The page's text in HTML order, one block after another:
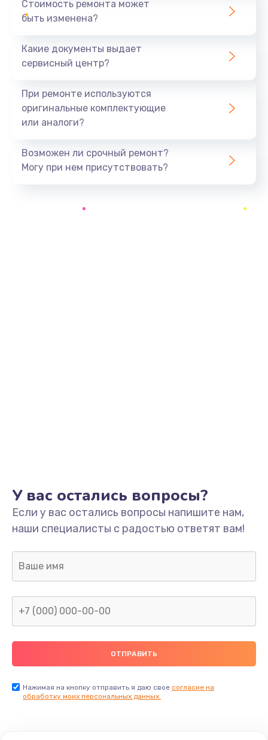
Замена вебкамеры
Ремонт петель крышки
Заказать
Замена USB порта
990 руб.
Заказать
Замена микрофона
690 руб.
Заказать
Стоимость ремонта может
быть изменена?
Какие документы выдает
сервисный центр?
При ремонте используются
оригинальные комплектующие
или аналоги?
Возможен ли срочный ремонт?
Могу при нем присутствовать?
У вас остались вопросы?
Если у вас остались вопросы напишите нам,
наши специалисты с радостью ответят вам!
Нажимая на кнопку отправить я даю свое согласие на
обработку моих персональных данных.